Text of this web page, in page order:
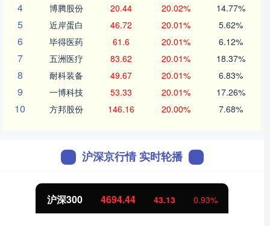
4 博腾股份 20.44 20.02% 14.77%
5 近岸蛋白 46.72 20.01% 5.62%
6 毕得医药 61.6 20.01% 6.12%
7 五洲医疗 83.62 20.01% 18.37%
8 耐科装备 49.67 20.01% 6.83%
9 一博科技 53.33 20.01% 17.26%
10 方邦股份 146.16 20.00% 7.68%
沪深京行情 实时轮播
沪深300 4694.44 43.13 0.93%